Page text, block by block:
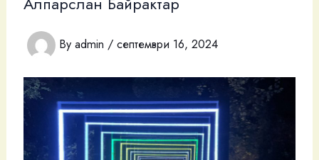
By admin / септември 16, 2024